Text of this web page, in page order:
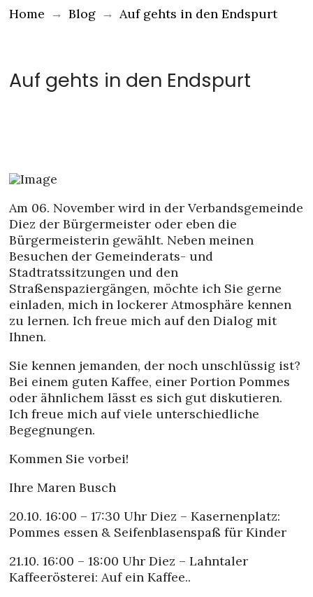
Home → Blog → Auf gehts in den Endspurt
Auf gehts in den Endspurt
Am 06. November wird in der Verbandsgemeinde
Diez der Bürgermeister oder eben die
Bürgermeisterin gewählt. Neben meinen
Besuchen der Gemeinderats- und
Stadtratssitzungen und den
Straßenspaziergängen, möchte ich Sie gerne
einladen, mich in lockerer Atmosphäre kennen
zu lernen. Ich freue mich auf den Dialog mit
Ihnen.
Sie kennen jemanden, der noch unschlüssig ist?
Bei einem guten Kaffee, einer Portion Pommes
oder ähnlichem lässt es sich gut diskutieren.
Ich freue mich auf viele unterschiedliche
Begegnungen.
Kommen Sie vorbei!
Ihre Maren Busch
20.10. 16:00 – 17:30 Uhr Diez – Kasernenplatz:
Pommes essen & Seifenblasenspaß für Kinder
21.10. 16:00 – 18:00 Uhr Diez – Lahntaler
Kaffeerösterei: Auf ein Kaffee..